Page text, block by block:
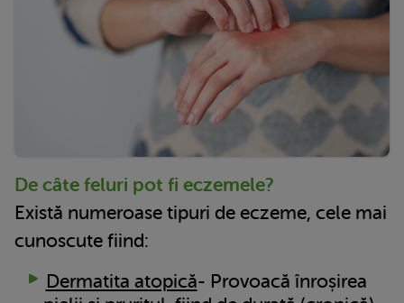
De câte feluri pot fi eczemele?
Există numeroase tipuri de eczeme, cele mai
cunoscute fiind:
Dermatita atopică- Provoacă înroșirea